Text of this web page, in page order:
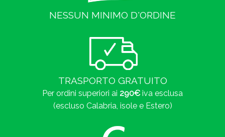
NESSUN MINIMO D'ORDINE
TRASPORTO GRATUITO
Per ordini superiori ai 290€iva esclusa
(escluso Calabria, isole e Estero)